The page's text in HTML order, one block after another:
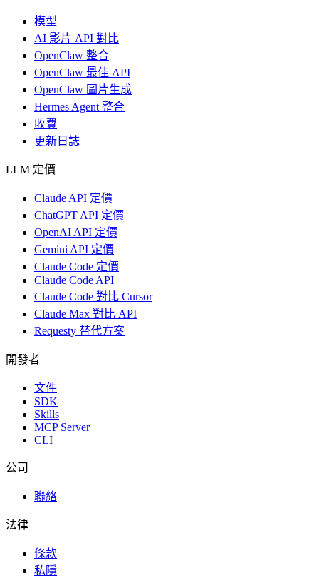
模型
AI 影片 API 對比
OpenClaw 整合
OpenClaw 最佳 API
OpenClaw 圖片生成
Hermes Agent 整合
收費
更新日誌
LLM 定價
Claude API 定價
ChatGPT API 定價
OpenAI API 定價
Gemini API 定價
Claude Code 定價
Claude Code API
Claude Code 對比 Cursor
Claude Max 對比 API
Requesty 替代方案
開發者
文件
SDK
Skills
MCP Server
CLI
公司
聯絡
法律
條款
私隱